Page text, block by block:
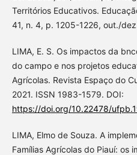
Territórios Educativos.
41, n. 4, p. 1205-1226, out./
LIMA, E. S. Os impactos da
do campo e nos projetos
Agrícolas. Revista Espaço do
2021. ISSN 1983-1579. DOI:
https://doi.org/10.22478/
LIMA, Elmo de Souza. A
Famílias Agrícolas do Piauí: os